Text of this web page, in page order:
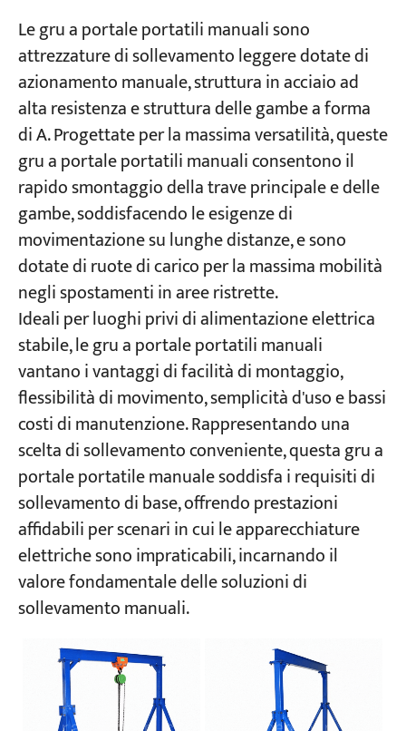
Progetti
Blog
Notizie
Applicazioni
Chi siamo
Contattaci
Le gru a portale portatili manuali sono
attrezzature di sollevamento leggere dotate di
azionamento manuale, struttura in acciaio ad
alta resistenza e struttura delle gambe a forma
di A. Progettate per la massima versatilità, queste
gru a portale portatili manuali consentono il
rapido smontaggio della trave principale e delle
gambe, soddisfacendo le esigenze di
movimentazione su lunghe distanze, e sono
dotate di ruote di carico per la massima mobilità
negli spostamenti in aree ristrette.
Ideali per luoghi privi di alimentazione elettrica
stabile, le gru a portale portatili manuali
vantano i vantaggi di facilità di montaggio,
flessibilità di movimento, semplicità d'uso e bassi
costi di manutenzione. Rappresentando una
scelta di sollevamento conveniente, questa gru a
portale portatile manuale soddisfa i requisiti di
sollevamento di base, offrendo prestazioni
affidabili per scenari in cui le apparecchiature
elettriche sono impraticabili, incarnando il
valore fondamentale delle soluzioni di
sollevamento manuali.